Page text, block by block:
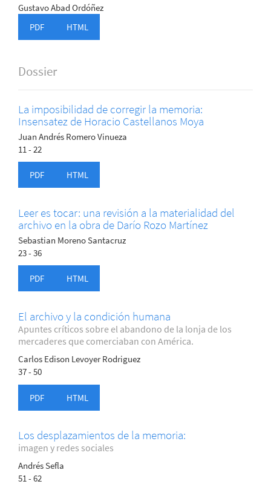
Gustavo Abad Ordóñez
PDF
HTML
Dossier
La imposibilidad de corregir la memoria:
Insensatez de Horacio Castellanos Moya
Juan Andrés Romero Vinueza
11 - 22
PDF HTML
Leer es tocar: una revisión a la materialidad del
archivo en la obra de Darío Rozo Martínez
Sebastian Moreno Santacruz
23 - 36
PDF HTML
El archivo y la condición humana
Apuntes críticos sobre el abandono de la lonja de los
mercaderes que comerciaban con América.
Carlos Edison Levoyer Rodriguez
37 - 50
PDF HTML
Los desplazamientos de la memoria:
imagen y redes sociales
Andrés Sefla
51 - 62